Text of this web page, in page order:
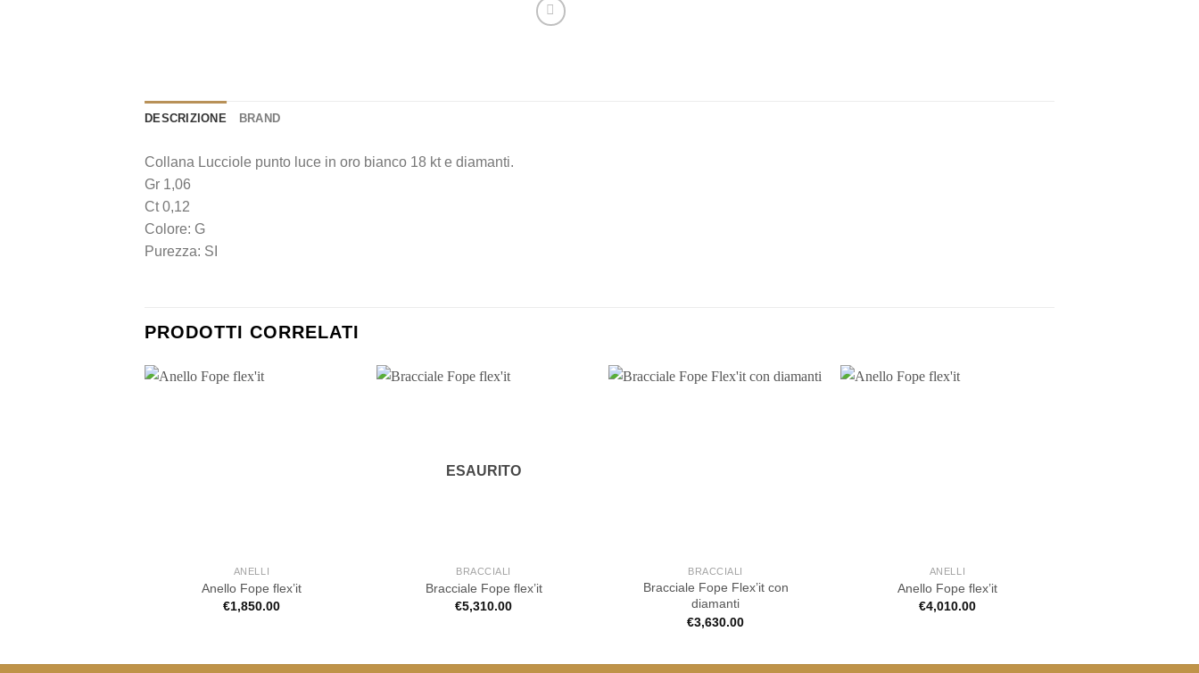
DESCRIZIONE BRAND
Collana Lucciole punto luce in oro bianco 18 kt e diamanti.
Gr 1,06
Ct 0,12
Colore: G
Purezza: SI
PRODOTTI CORRELATI
ANELLI
Anello Fope flex’it
€1,850.00
ESAURITO
BRACCIALI
Bracciale Fope flex’it
€5,310.00
BRACCIALI
Bracciale Fope Flex’it con
diamanti
€3,630.00
ANELLI
Anello Fope flex’it
€4,010.00